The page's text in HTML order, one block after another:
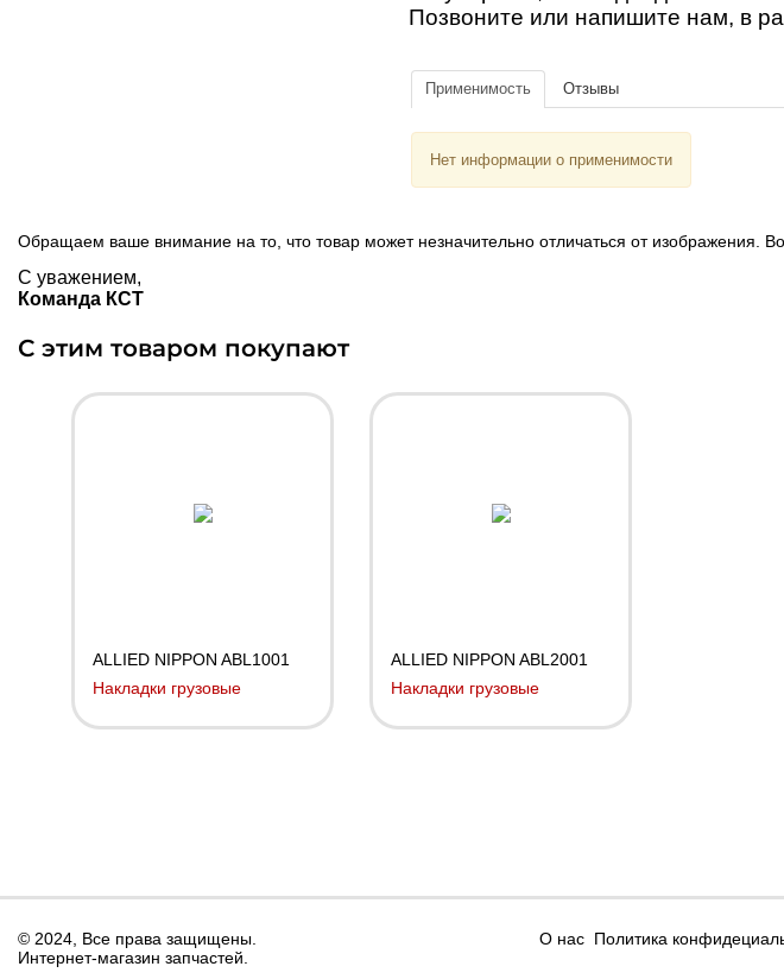
Позвоните или напишите нам, в
Применимость Отзывы
Нет информации о применимости
Обращаем ваше внимание на то, что товар может незначительно отличаться от изображения.
С уважением,
Команда КСТ
С этим товаром покупают
ALLIED NIPPON ABL1001
Накладки грузовые
ALLIED NIPPON ABL2001
Накладки грузовые
© 2024, Все права защищены.
Интернет-магазин запчастей.
О нас Политика